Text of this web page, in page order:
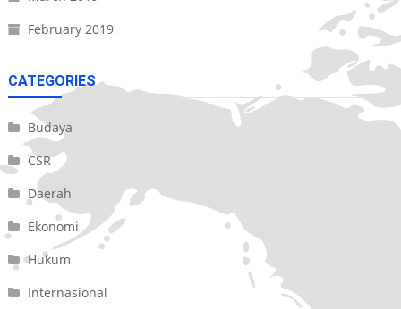
February 2019
CATEGORIES
Budaya
CSR
Daerah
Ekonomi
Hukum
Internasional